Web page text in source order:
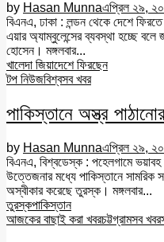
by Hasan Munnaএপ্রিল ২৯,
বিএনএ, ঢাকা : লন্ডন থেকে দেশে
এয়ার অ্যাম্বুলেন্সের ব্যবস্থা হচ্ছে বলে
হোসেন। মঙ্গলবার...
খালেদা জিয়াদেশে ফিরছেন
টপ নিউজবিশ্বসব খবর
পাকিস্তানে অস্ত্র
by Hasan Munnaএপ্রিল ২৯,
বিএনএ, বিশ্বডেস্ক : পহেলগামে ভয়াবহ
উত্তেজনার মধ্যে পাকিস্তানে সামরিক
অস্বীকার করেছে তুরস্ক। মঙ্গলবার...
তুরস্কপাকিস্তান
আজকের বাছাই করা খবরচট্টগ্রামসব খবর